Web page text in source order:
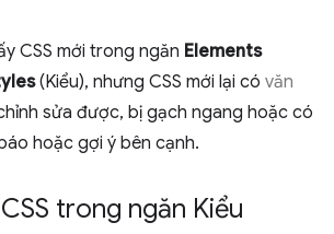
CSS mới trong ngăn Elements
(Kiểu), nhưng CSS mới lại có văn
sửa được, bị gạch ngang hoặc có
hoặc gợi ý bên cạnh.
trong ngăn Kiểu